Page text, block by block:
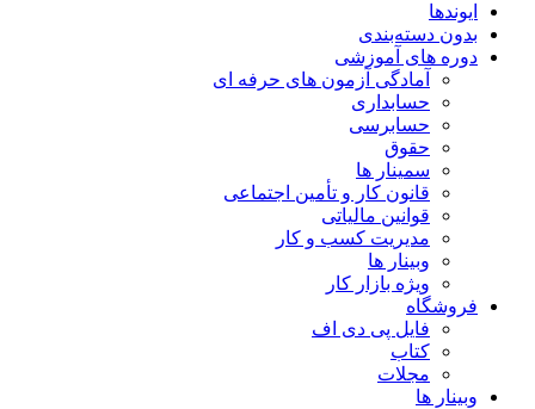
ایوندها
بدون دسته‌بندی
دوره های آموزشی
آمادگی آزمون های حرفه ای
حسابداری
حسابرسی
حقوق
سمینار ها
قانون کار و تأمین اجتماعی
قوانین مالیاتی
مدیریت کسب و کار
وبینار ها
ویژه بازار کار
فروشگاه
فایل پی دی اف
کتاب
مجلات
وبینار ها